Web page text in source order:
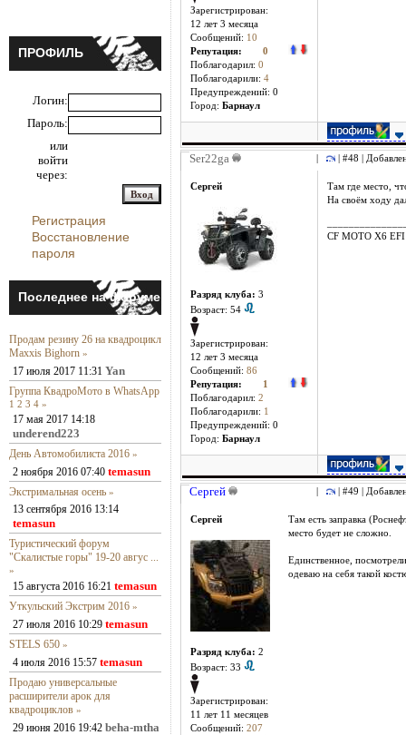
ПРОФИЛЬ
Логин:
Пароль:
или
войти
через:
Регистрация
Восстановление
пароля
Последнее на форуме
Продам резину 26 на квадроцикл
Maxxis Bighorn »
17 июля 2017 11:31 Yan
Группа КвадроМото в WhatsApp
1 2 3 4 »
17 мая 2017 14:18
underend223
День Автомобилиста 2016 »
2 ноября 2016 07:40 temasun
Экстримальная осень »
13 сентября 2016 13:14
temasun
Туристический форум
"Скалистые горы" 19-20 авгус ...
»
15 августа 2016 16:21 temasun
Уткульский Экстрим 2016 »
27 июля 2016 10:29 temasun
STELS 650 »
4 июля 2016 15:57 temasun
Продаю универсальные
расширители арок для
квадроциклов »
29 июня 2016 19:42 beha-mtha
Зарегистрирован:
12 лет 3 месяцa
Сообщений: 10
Репутация: 0
Поблагодарил: 0
Поблагодарили: 4
Предупреждений: 0
Город: Барнаул
Ser22ga | #48 |
Сергей
Разряд клуба: 3
Возраст: 54
Зарегистрирован:
12 лет 3 месяцa
Сообщений: 86
Репутация:
1
Поблагодарил: 2
Поблагодарили: 1
Предупреждений: 0
Город: Барнаул
Там где место,
На своём ходу
CF MOTO X6 EFI
Сергей | #49 |
Сергей
Разряд клуба: 2
Возраст: 33
Зарегистрирован:
11 лет 11 месяцев
Сообщений: 207
Там есть заправка
место будет не сложно.
Единственное,
одеваю на себя такой